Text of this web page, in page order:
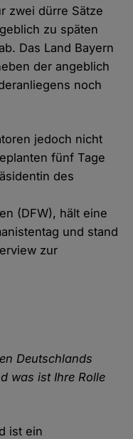
zwei dürre Sätze
zu späten
Das Land Bayern
der angeblich
noch
jedoch nicht
fünf Tage
des
(DFW), hält eine
und stand
zur
Deutschlands
was ist Ihre Rolle
ist ein